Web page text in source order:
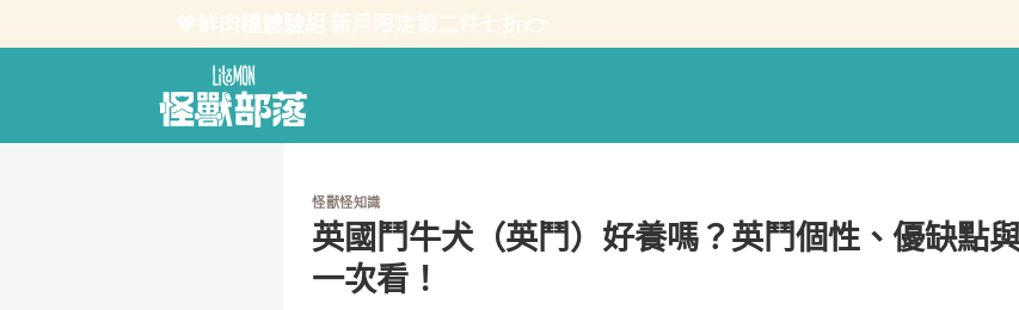
to
怪獸怪知識
英國鬥牛犬（英鬥）好養嗎？英鬥個性、優缺點
一次看！